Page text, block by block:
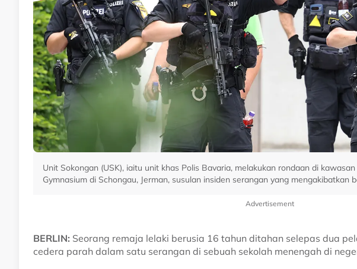
Unit Sokongan (USK), iaitu unit khas Polis Bavaria, melakukan rondaan di
Gymnasium di Schongau, Jerman, susulan insiden serangan yang mengakibatkan
Advertisement
BERLIN: Seorang remaja lelaki berusia 16 tahun ditahan selepas dua
cedera parah dalam satu serangan di sebuah sekolah menengah di